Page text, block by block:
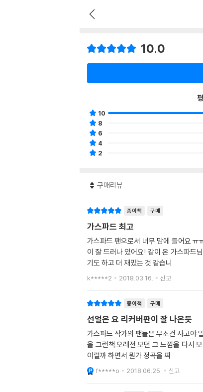
10.0
10
8
6
4
2
구매리뷰
종이책 구매
가스파드 최고
가스파드 팬으로서 너무 맘에 들어요
이 잘 드러나 있어요! 같이 온 가스파드
기도 하고 더 재밌는 것 같습니
k*****2 2018.03.16. 신고
종이책 구매
선얼은 요 리커버판이 잘 나온듯
가스파드 작가의 팬들은 무조건 사고야
을 그런책.오래전 보던 그 느낌을 다시
이럴까 하면서 뭔가 정곡을 찌
f*****o 2018.06.25. 신고